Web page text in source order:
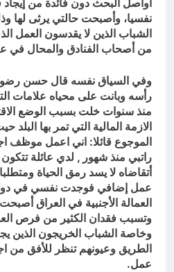
أواصل البحث دون فائدة من
نفسيا، وأصبحت حالتي يرثى لها
الشباب الذين لا يقدسون العمل
من أصحاب الفنادق والمحال في
وفي السياق نفسه قال حسن
رأسه وبانت على محياه علامات
منذ سنوات خلت بسبب الوضع
الازمة المالية التي تمر بها البلد
الموجوع قائلا: اني اعمل موظف
راتبي منذ شهور , لدي عائلة
أتقاضاه لا يسد رمق الحياة
عمل إضافي فوجدت نفسي في
العمالة الأجنبية في العراق
وتسبب فقدان الكثير من فرص
وخاصة الشباب الخريجون الذين
الطريق وعيونهم تنظر للأفق
عمل.